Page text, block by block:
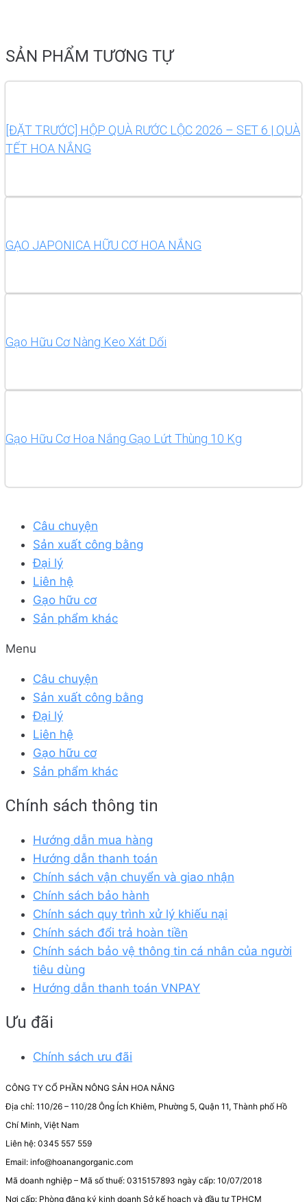
SẢN PHẨM TƯƠNG TỰ
[ĐẶT TRƯỚC] HỘP QUÀ RƯỚC LỘC 2026 – SET 6 | QUÀ
TẾT HOA NẮNG
GẠO JAPONICA HỮU CƠ HOA NẮNG
Gạo Hữu Cơ Nàng Keo Xát Dối
Gạo Hữu Cơ Hoa Nắng Gạo Lứt Thùng 10 Kg
Câu chuyện
Sản xuất công bằng
Đại lý
Liên hệ
Gạo hữu cơ
Sản phẩm khác
Menu
Câu chuyện
Sản xuất công bằng
Đại lý
Liên hệ
Gạo hữu cơ
Sản phẩm khác
Chính sách thông tin
Hướng dẫn mua hàng
Hướng dẫn thanh toán
Chính sách vận chuyển và giao nhận
Chính sách bảo hành
Chính sách quy trình xử lý khiếu nại
Chính sách đổi trả hoàn tiền
Chính sách bảo vệ thông tin cá nhân của người
tiêu dùng
Hướng dẫn thanh toán VNPAY
Ưu đãi
Chính sách ưu đãi
CÔNG TY CỔ PHẦN NÔNG SẢN HOA NẮNG
Địa chỉ: 110/26 – 110/28 Ông Ích Khiêm, Phường 5, Quận 11, Thành phố Hồ
Chí Minh, Việt Nam
Liên hệ: 0345 557 559
Email: info@hoanangorganic.com
Mã doanh nghiệp – Mã số thuế: 0315157893 ngày cấp: 10/07/2018
Nơi cấp: Phòng đăng ký kinh doanh Sở kế hoạch và đầu tư TPHCM